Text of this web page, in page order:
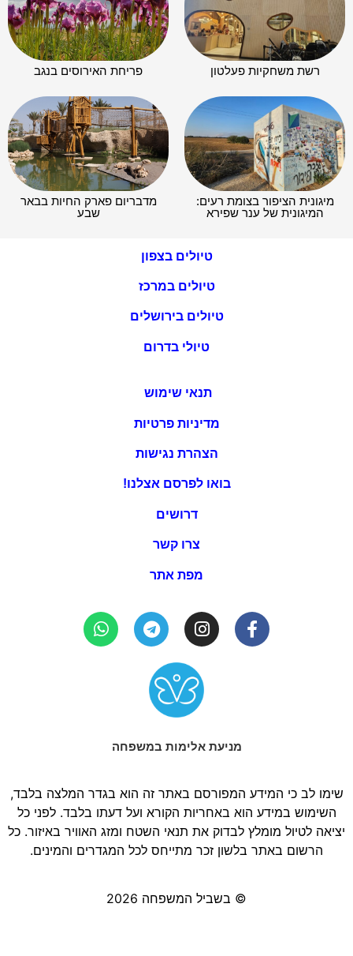
רשת משחקיות פעלטון פריחת האירוסים בנגב
מיגונית הציפור בצומת רעים:
המיגונית של ענר שפירא
מדבריום פארק החיות בבאר
שבע
טיולים בצפון
טיולים במרכז
טיולים בירושלים
טיולי בדרום
תנאי שימוש
מדיניות פרטיות
הצהרת נגישות
בואו לפרסם אצלנו!
דרושים
צרו קשר
מפת אתר
מניעת אלימות במשפחה
שימו לב כי המידע המפורסם באתר זה הוא בגדר המלצה בלבד,
השימוש במידע הוא באחריות הקורא ועל דעתו בלבד. לפני כל
יציאה לטיול מומלץ לבדוק את תנאי השטח ומזג האוויר באיזור. כל
הרשום באתר בלשון זכר מתייחס לכל המגדרים והמינים.
© בשביל המשפחה 2026